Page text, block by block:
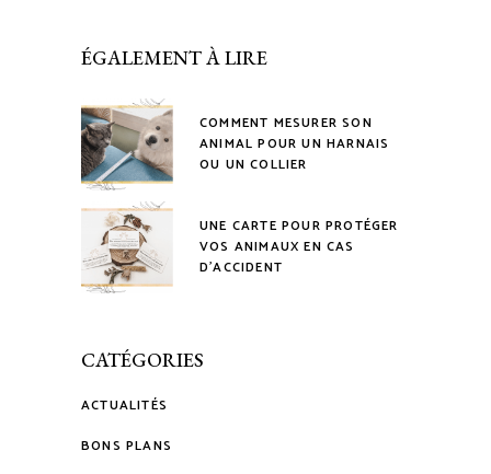
ÉGALEMENT À LIRE
COMMENT MESURER SON
ANIMAL POUR UN HARNAIS
OU UN COLLIER
UNE CARTE POUR PROTÉGER
VOS ANIMAUX EN CAS
D’ACCIDENT
CATÉGORIES
ACTUALITÉS
BONS PLANS